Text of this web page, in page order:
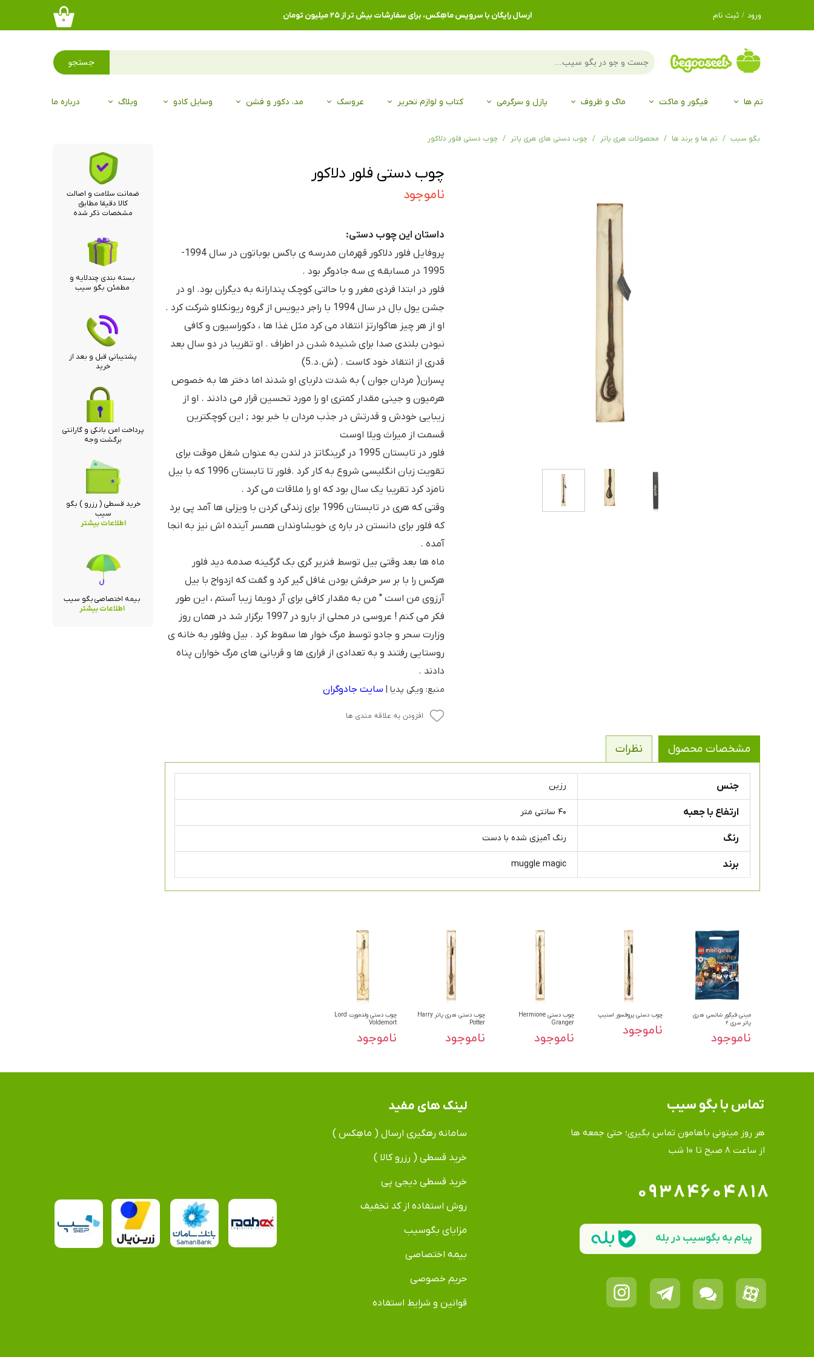
۰ ورود / ثبت نام
حساب کاربری من
تغییر گذر واژه
خروج از حساب
ارسال رایگان با سرویس ماهِکس، برای سفارشات بیش تر از ۲۵ میلیون تومان
جستجو
تم ها فیگور و ماکت ماگ و ظروف پازل و سرگرمی کتاب و لوازم تحریر عروسک مد، دکور و فشن وسایل کادو وبلاگ درباره ما
بگو سیب تم ها و برند ها محصولات هری پاتر چوب دستی های هری پاتر چوب دستی فلور دلاکور
چوب دستی فلور دلاکور
ناموجود
داستان این چوب دستی:
پروفایل فلور دلاکور قهرمان مدرسه ی باکس بوباتون در سال 1994-
1995 در مسابقه ی سه جادوگر بود .
فلور در ابتدا فردی مغرر و با حالتی کوچک پندارانه به دیگران بود. او در
جشن یول بال در سال 1994 با راجر دیویس از گروه ریونکلاو شرکت کرد .
او از هر چیز هاگوارتز انتقاد می کرد مثل غذا ها ، دکوراسیون و کافی
نبودن بلندی صدا برای شنیده شدن در اطراف . او تقریبا در دو سال بعد
قدری از انتقاد خود کاست . (ش.د.5)
پسران( مردان جوان ) به شدت دلربای او شدند اما دختر ها به خصوص
هرمیون و جینی مقدار کمتری او را مورد تحسین قرار می دادند . او از
زیبایی خودش و قدرتش در جذب مردان با خبر بود ; این کوچکترین
قسمت از میراث ویلا اوست
فلور در تابستان 1995 در گرینگاتز در لندن به عنوان شغل موقت برای
تقویت زبان انگلیسی شروع به کار کرد .فلور تا تابستان 1996 که با بیل
نامزد کرد تقریبا یک سال بود که او را ملاقات می کرد .
وقتی که هری در تابستان 1996 برای زندگی کردن با ویزلی ها آمد پی برد
که فلور برای دانستن در باره ی خویشاوندان همسر آینده اش نیز به انجا
آمده .
ماه ها بعد وقتی بیل توسط فنریر گری بک گرگینه صدمه دید فلور
هرکس را با بر سر حرفش بودن غافل گیر کرد و گفت که ازدواج با بیل
آرزوی من است " من به مقدار کافی برای آر دویما زیبا آستم ، این طور
فکر می کنم ! عروسی در محلی از بارو در 1997 برگزار شد در همان روز
وزارت سحر و جادو توسط مرگ خوار ها سقوط کرد . بیل وفلور به خانه ی
روستایی رفتند و به تعدادی از فراری ها و قربانی های مرگ خواران پناه
دادند .
منبع: ویکی پدیا | سایت جادوگران
افزودن به علاقه مندی ها
مشخصات محصول نظرات
جنس رزین
ارتفاع با جعبه ۴۰ سانتی متر
رنگ رنگ آمیزی شده با دست
برند muggle magic
مینی فیگور شانسی هری
پاتر سری ۲
ناموجود
چوب دستی پروفسور اسنیپ
ناموجود
چوب دستی Hermione
Granger
ناموجود
چوب دستی هری پاتر Harry
Potter
ناموجود
چوب دستی ولدمورت Lord
Voldemort
ناموجود
ضمانت سلامت و اصالت
کالا دقیقا مطابق
مشخصات ذکر شده
بسته بندی چندلایه و
مطمئن بگو سیب
پشتیبانی قبل و بعد از
خرید
خرید قسطی ( رزرو ) بگو
سیب
اطلاعات بیشتر
پرداخت امن بانکی و گارانتی
برگشت وجه
بیمه اختصاصی بگو سیب
اطلاعات بیشتر
هر روز میتونی باهامون تماس بگیری؛ حتی جمعه ها
​​​​​​​از ساعت ۸ صبح تا ۱۰ شب
تماس​​​​​​​ با بگو سیب لینک های مفید
سامانه رهگیری ارسال ( ماهِکس )
خرید قسطی ( رزرو کالا )
خرید قسطی دیجی پی
روش استفاده از کد تخفیف
مزایای بگوسیب
بیمه اختصاصی
حریم خصوصی
قوانین و شرایط استفاده
۰۹۳۸۴۶۰۴۸۱۸
پیام به بگوسیب در بله